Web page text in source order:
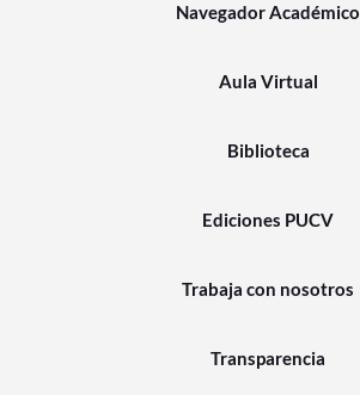
Navegador Académico
Aula Virtual
Biblioteca
Ediciones PUCV
Trabaja con nosotros
Transparencia